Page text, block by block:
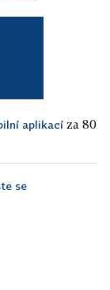
aplikací za 80
se